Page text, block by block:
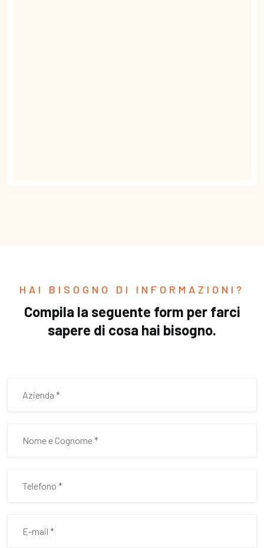
HAI BISOGNO DI INFORMAZIONI?
Compila la seguente form per farci
sapere di cosa hai bisogno.